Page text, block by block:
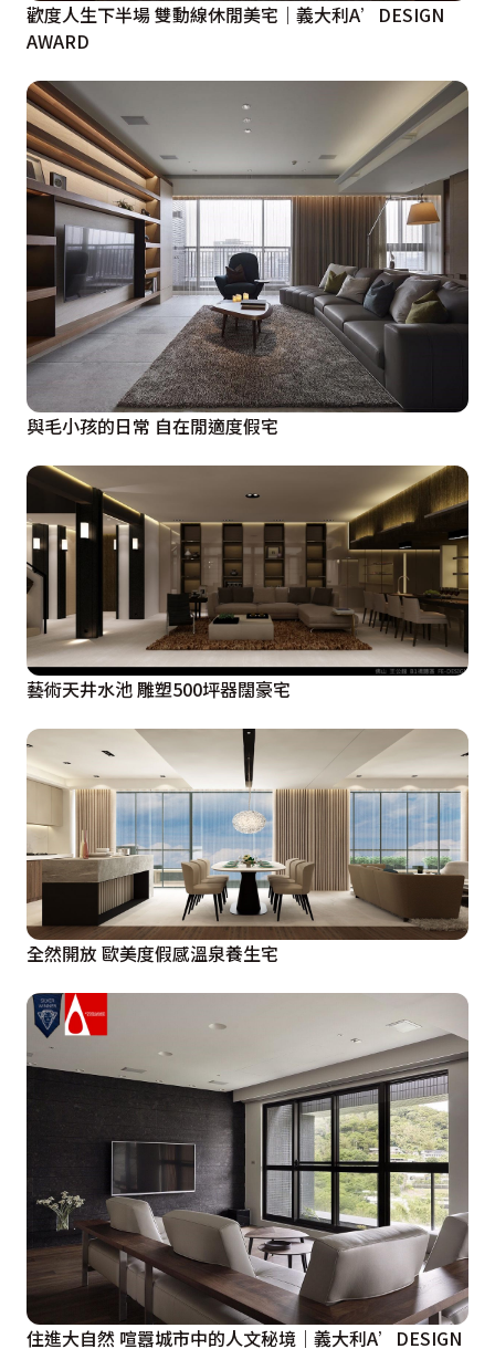
歡度人生下半場 雙動線休閒美宅｜義大利A’DESIGN
AWARD
與毛小孩的日常 自在閒適度假宅
藝術天井水池 雕塑500坪器闊豪宅
全然開放 歐美度假感溫泉養生宅
住進大自然 喧囂城市中的人文秘境｜義大利A’DESIGN